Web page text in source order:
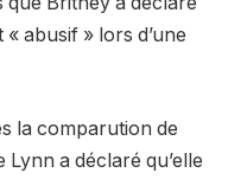
abusif » lors d’une
la comparution de
a déclaré qu’elle